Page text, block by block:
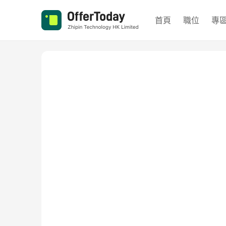
首頁 職位 專